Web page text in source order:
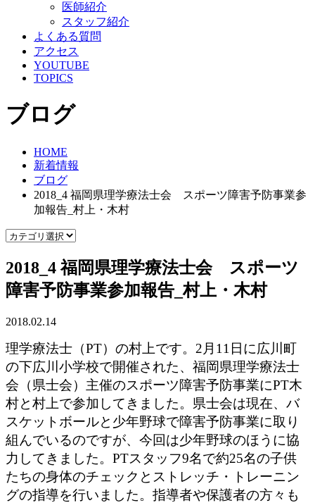
医師紹介
スタッフ紹介
よくある質問
アクセス
YOUTUBE
TOPICS
ブログ
HOME
新着情報
ブログ
2018_4 福岡県理学療法士会 スポーツ障害予防事業参
加報告_村上・木村
2018_4 福岡県理学療法士会 スポーツ
障害予防事業参加報告_村上・木村
2018.02.14
理学療法士（PT）の村上です。2月11日に広川町
の下広川小学校で開催された、福岡県理学療法士
会（県士会）主催のスポーツ障害予防事業にPT木
村と村上で参加してきました。県士会は現在、バ
スケットボールと少年野球で障害予防事業に取り
組んでいるのですが、今回は少年野球のほうに協
力してきました。PTスタッフ9名で約25名の子供
たちの身体のチェックとストレッチ・トレーニン
グの指導を行いました。指導者や保護者の方々も